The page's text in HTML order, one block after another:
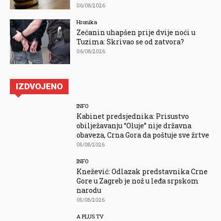
06/08/2026
Hronika
Zećanin uhapšen prije dvije noći u
Tuzima: Skrivao se od zatvora?
06/08/2026
IZDVOJENO
INFO
Kabinet predsjednika: Prisustvo
obilježavanju “Oluje” nije državna
obaveza, Crna Gora da poštuje sve žrtve
05/08/2026
INFO
Knežević: Odlazak predstavnika Crne
Gore u Zagreb je nož u leđa srpskom
narodu
05/08/2026
A PLUS TV